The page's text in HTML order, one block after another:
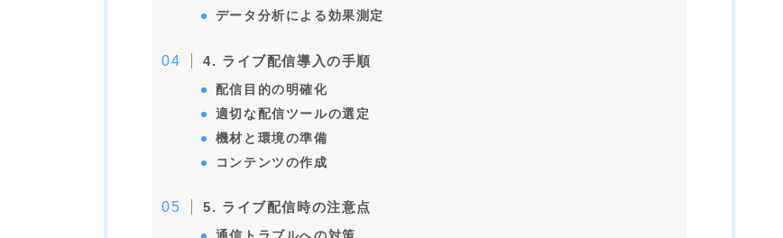
データ分析による効果測定
4. ライブ配信導入の手順
配信目的の明確化
適切な配信ツールの選定
機材と環境の準備
コンテンツの作成
5. ライブ配信時の注意点